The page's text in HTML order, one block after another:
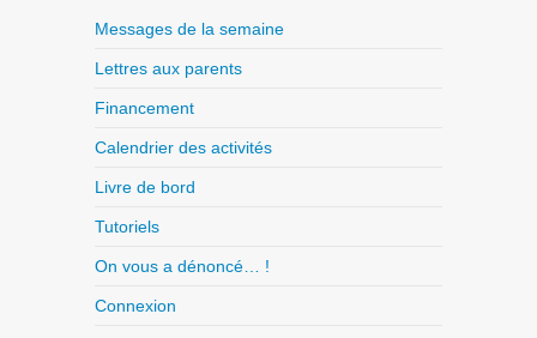
Messages de la semaine
Lettres aux parents
Financement
Calendrier des activités
Livre de bord
Tutoriels
On vous a dénoncé… !
Connexion